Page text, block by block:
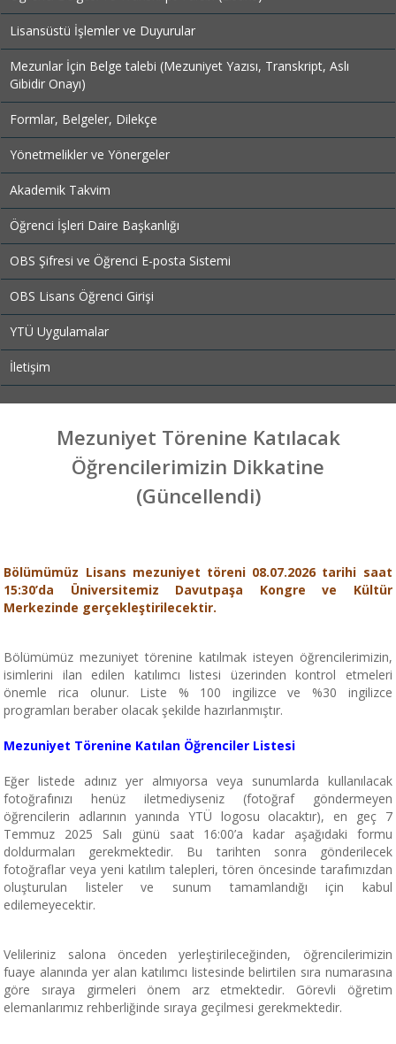
Lisansüstü İşlemler ve Duyurular
Mezunlar İçin Belge talebi (Mezuniyet Yazısı, Transkript, Aslı
Gibidir Onayı)
Formlar, Belgeler, Dilekçe
Yönetmelikler ve Yönergeler
Akademik Takvim
Öğrenci İşleri Daire Başkanlığı
OBS Şifresi ve Öğrenci E-posta Sistemi
OBS Lisans Öğrenci Girişi
YTÜ Uygulamalar
İletişim
Mezuniyet Törenine Katılacak
Öğrencilerimizin Dikkatine
(Güncellendi)
Bölümümüz Lisans mezuniyet töreni 08.07.2026 tarihi saat
15:30’da Üniversitemiz Davutpaşa Kongre ve Kültür
Merkezinde gerçekleştirilecektir.
Bölümümüz mezuniyet törenine katılmak isteyen öğrencilerimizin,
isimlerini ilan edilen katılımcı listesi üzerinden kontrol etmeleri
önemle rica olunur. Liste % 100 ingilizce ve %30 ingilizce
programları beraber olacak şekilde hazırlanmıştır.
Mezuniyet Törenine Katılan Öğrenciler Listesi
Eğer listede adınız yer almıyorsa veya sunumlarda kullanılacak
fotoğrafınızı henüz iletmediyseniz (fotoğraf göndermeyen
öğrencilerin adlarının yanında YTÜ logosu olacaktır), en geç 7
Temmuz 2025 Salı günü saat 16:00’a kadar aşağıdaki formu
doldurmaları gerekmektedir. Bu tarihten sonra gönderilecek
fotoğraflar veya yeni katılım talepleri, tören öncesinde tarafımızdan
oluşturulan listeler ve sunum tamamlandığı için kabul
edilemeyecektir.
Velileriniz salona önceden yerleştirileceğinden, öğrencilerimizin
fuaye alanında yer alan katılımcı listesinde belirtilen sıra numarasına
göre sıraya girmeleri önem arz etmektedir. Görevli öğretim
elemanlarımız rehberliğinde sıraya geçilmesi gerekmektedir.